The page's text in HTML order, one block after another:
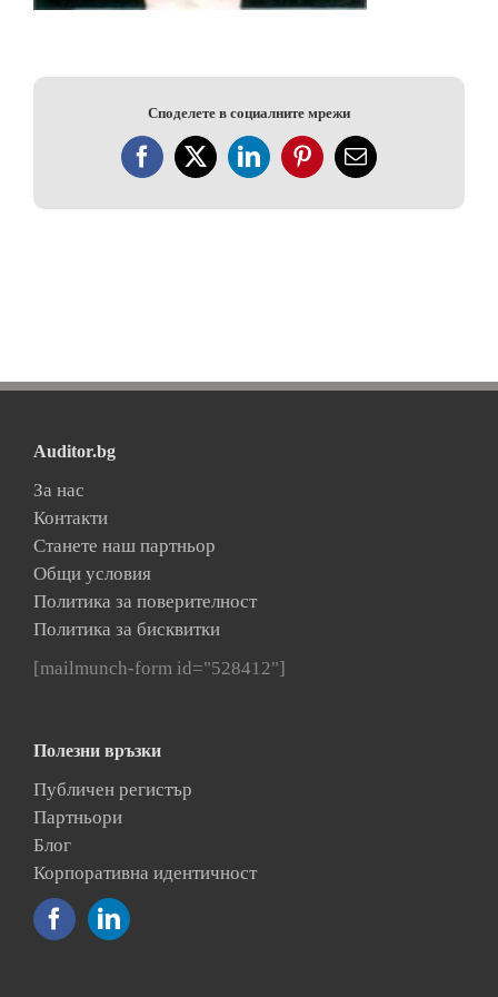
Споделете в социалните мрежи
Facebook
X LinkedInPinterestЕлектронна
Auditor.bg
За нас
Контакти
Станете наш партньор
Общи условия
Политика за поверителност
Политика за бисквитки
[mailmunch-form id="528412"]
Полезни връзки
Публичен регистър
Партньори
Блог
Корпоративна идентичност